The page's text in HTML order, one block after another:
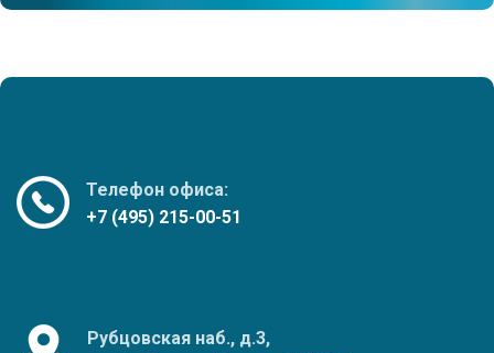
Телефон офиса:
+7 (495) 215-00-51
Рубцовская наб., д.3,